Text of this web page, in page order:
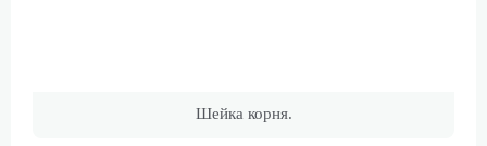
Шейка корня.